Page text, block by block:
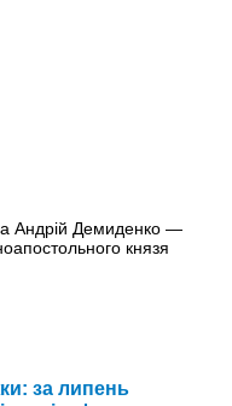
Андрій Демиденко —
князя
за липень